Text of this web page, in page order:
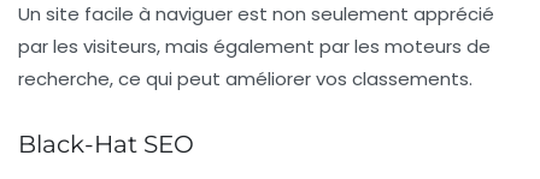
Un site facile à naviguer est non seulement apprécié
par les visiteurs, mais également par les moteurs de
recherche, ce qui peut améliorer vos classements.
Black-Hat SEO